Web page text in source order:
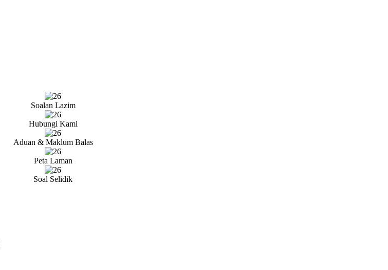
Soalan Lazim
Hubungi Kami
Aduan & Maklum Balas
Peta Laman
Soal Selidik